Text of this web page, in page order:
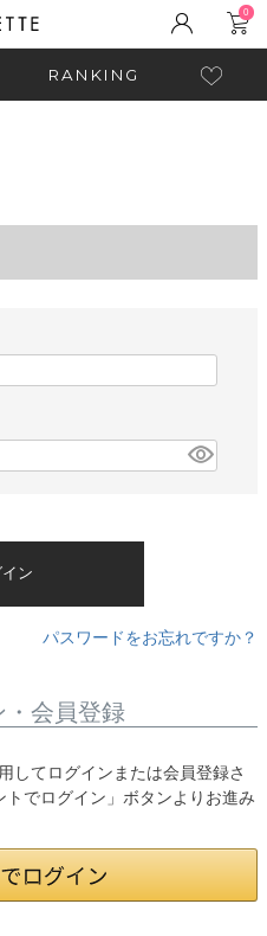
0
RANKING
ン
パスワードをお忘れですか？
・会員登録
してログインまたは会員登録さ
でログイン」ボタンよりお進み